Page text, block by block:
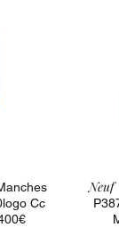
Cc
Neuf